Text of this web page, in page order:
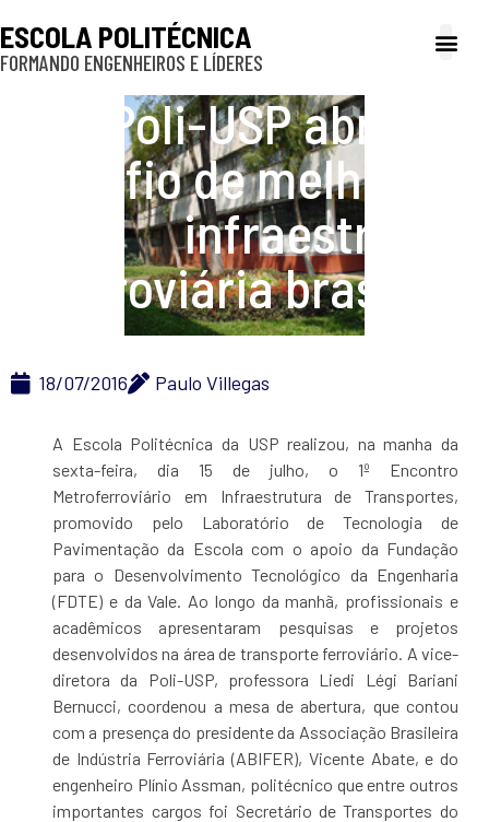
ESCOLA POLITÉCNICA
FORMANDO ENGENHEIROS E LÍDERES
Poli-USP abraça o
desafio de melhorar a
infraestrutura
ferroviária brasileira
18/07/2016 Paulo Villegas
A Escola Politécnica da USP realizou, na manha da
sexta-feira, dia 15 de julho, o 1º Encontro
Metroferroviário em Infraestrutura de Transportes,
promovido pelo Laboratório de Tecnologia de
Pavimentação da Escola com o apoio da Fundação
para o Desenvolvimento Tecnológico da Engenharia
(FDTE) e da Vale. Ao longo da manhã, profissionais e
acadêmicos apresentaram pesquisas e projetos
desenvolvidos na área de transporte ferroviário. A vice-
diretora da Poli-USP, professora Liedi Légi Bariani
Bernucci, coordenou a mesa de abertura, que contou
com a presença do presidente da Associação Brasileira
de Indústria Ferroviária (ABIFER), Vicente Abate, e do
engenheiro Plínio Assman, politécnico que entre outros
importantes cargos foi Secretário de Transportes do